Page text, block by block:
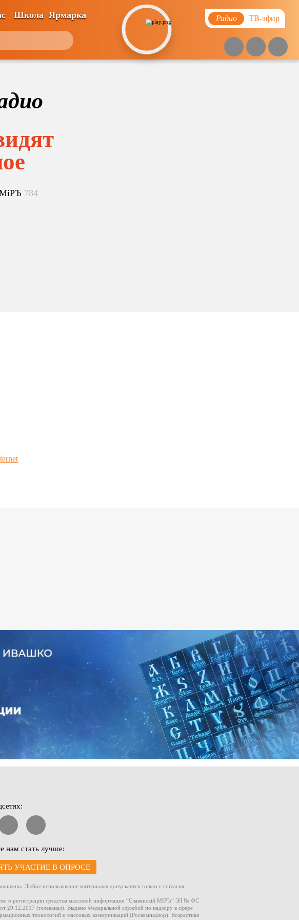
Школа Ярмарка Радио ТВ-эфир
МiРЪ 784
нам стать лучше:
УЧАСТИЕ В ОПРОСЕ
Любое использование материалов допускается только с согласия
о регистрации средства массовой информации “Славянскiй МIРЪ” ЭЛ № ФС
29.12.2017 (телеканал). Выдано Федеральной службой по надзору в сфере
технологий и массовых коммуникаций (Роскомнадзор). Возрастная